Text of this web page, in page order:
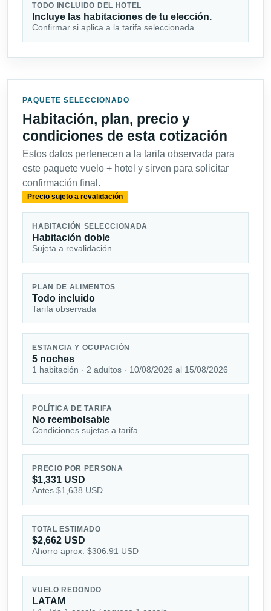
TODO INCLUIDO DEL HOTEL
Incluye las habitaciones de tu elección.
Confirmar si aplica a la tarifa seleccionada
PAQUETE SELECCIONADO
Habitación, plan, precio y
condiciones de esta cotización
Estos datos pertenecen a la tarifa observada para
este paquete vuelo + hotel y sirven para solicitar
confirmación final.
Precio sujeto a revalidación
HABITACIÓN SELECCIONADA
Habitación doble
Sujeta a revalidación
PLAN DE ALIMENTOS
Todo incluido
Tarifa observada
ESTANCIA Y OCUPACIÓN
5 noches
1 habitación · 2 adultos · 10/08/2026 al 15/08/2026
POLÍTICA DE TARIFA
No reembolsable
Condiciones sujetas a tarifa
PRECIO POR PERSONA
$1,331 USD
Antes $1,638 USD
TOTAL ESTIMADO
$2,662 USD
Ahorro aprox. $306.91 USD
VUELO REDONDO
LATAM